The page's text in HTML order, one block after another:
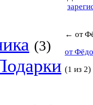
(3)
← от
от
(1 из 2)